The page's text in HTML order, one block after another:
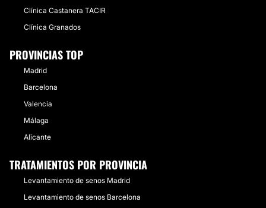
Clínica Castanera TACIR
Clínica Granados
PROVINCIAS TOP
Madrid
Barcelona
Valencia
Málaga
Alicante
TRATAMIENTOS POR PROVINCIA
Levantamiento de senos Madrid
Levantamiento de senos Barcelona